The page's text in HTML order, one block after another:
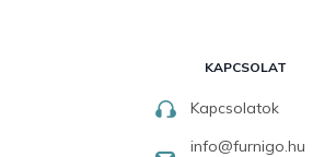
KAPCSOLAT
Kapcsolatok
info@furnigo.hu